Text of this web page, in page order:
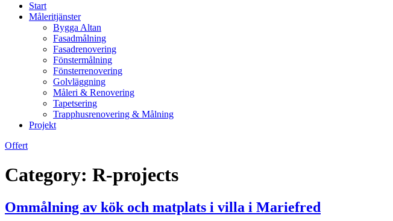
Start
Måleritjänster
Bygga Altan
Fasadmålning
Fasadrenovering
Fönstermålning
Fönsterrenovering
Golvläggning
Måleri & Renovering
Tapetsering
Trapphusrenovering & Målning
Projekt
Offert
Category: R-projects
Ommålning av kök och matplats i villa i Mariefred